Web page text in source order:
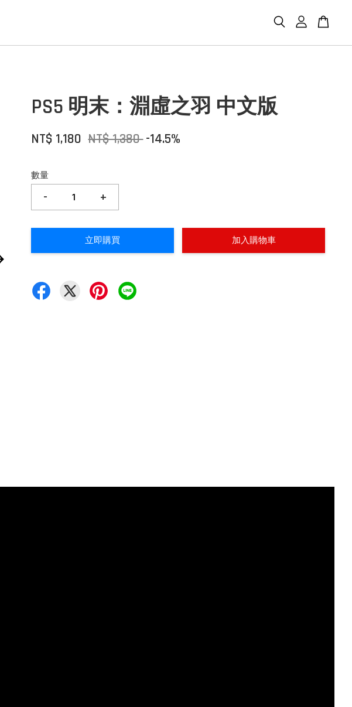
PS5 明末：淵虛之羽 中文版
NT$ 1,180 NT$ 1,380-14.5%
數量
- +
立即購買 加入購物車